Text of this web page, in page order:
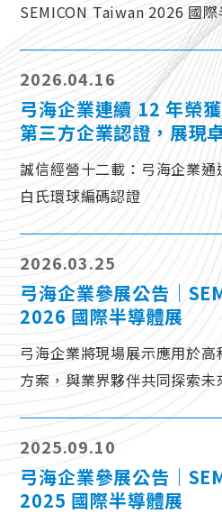
SEMICON Taiwan 2026 國
邀請各位業界先進與合作夥伴
交流。
2026.04.16
弓海企業連續 12 年榮
第三方企業認證，展現
誠信經營十二載：弓海企業
白氏環球編碼認證
2026.03.25
弓海企業參展公告｜
2026 國際半導體展
弓海企業將現場展示應用於
方案，與業界夥伴共同探索未
流！
2025.09.10
弓海企業參展公告｜
2025 國際半導體展